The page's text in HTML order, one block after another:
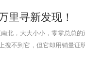
里寻新发现！
北，大大小小，零零总总
搜不到它，但它却用销量
技术协会会长......